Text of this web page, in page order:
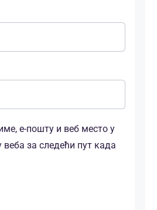
е-пошту и веб место у
за следећи пут када